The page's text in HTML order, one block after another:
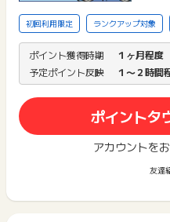
初回利用限定 ランクアップ対象
ポイント獲得時期
１ヶ月程度
予定ポイント反映
１〜２時間
ポイントタ
アカウントを
友達